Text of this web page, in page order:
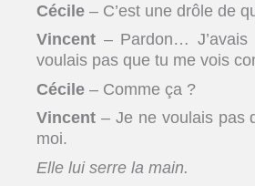
Cécile – C’est une drôle de
Vincent – Pardon…
voulais pas que tu me vois
Cécile – Comme ça ?
Vincent – Je ne voulais pas
moi.
Elle lui serre la main.